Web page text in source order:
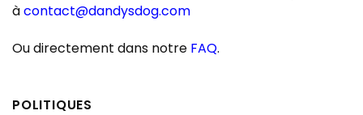
àcontact@dandysdog.com
Ou directement dans notre FAQ.
POLITIQUES